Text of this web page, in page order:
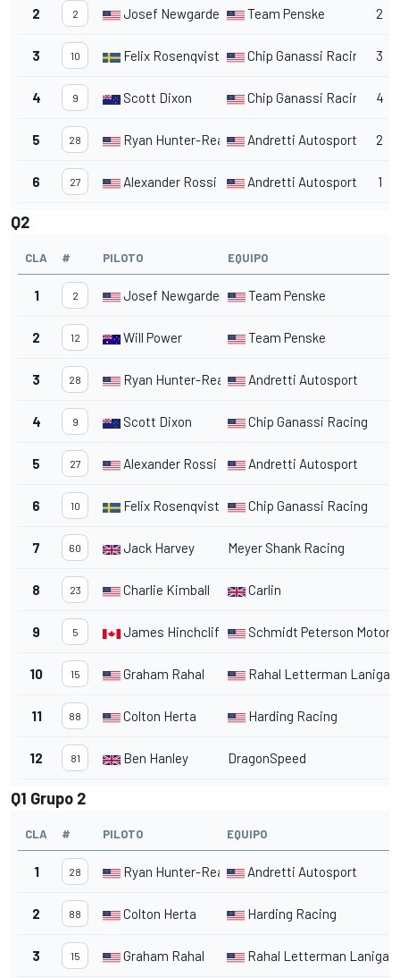
2 2 Josef Newgarden Team Penske 2
3 10 Felix Rosenqvist Chip Ganassi Racing 3
4 9 Scott Dixon Chip Ganassi Racing 4
5 28 Ryan Hunter-Reay Andretti Autosport 2
6 27 Alexander Rossi Andretti Autosport 1
Q2
CLA # PILOTO EQUIPO
1 2 Josef Newgarden Team Penske
2 12 Will Power Team Penske
3 28 Ryan Hunter-Reay Andretti Autosport
4 9 Scott Dixon Chip Ganassi Racing
5 27 Alexander Rossi Andretti Autosport
6 10 Felix Rosenqvist Chip Ganassi Racing
7 60 Jack Harvey Meyer Shank Racing
8 23 Charlie Kimball Carlin
9 5 James Hinchcliffe Schmidt Peterson
10 15 Graham Rahal Rahal Letterman Lanigan
11 88 Colton Herta Harding Racing
12 81 Ben Hanley DragonSpeed
Q1 Grupo 2
CLA # PILOTO EQUIPO
1 28 Ryan Hunter-Reay Andretti Autosport
2 88 Colton Herta Harding Racing
3 15 Graham Rahal Rahal Letterman Lanigan